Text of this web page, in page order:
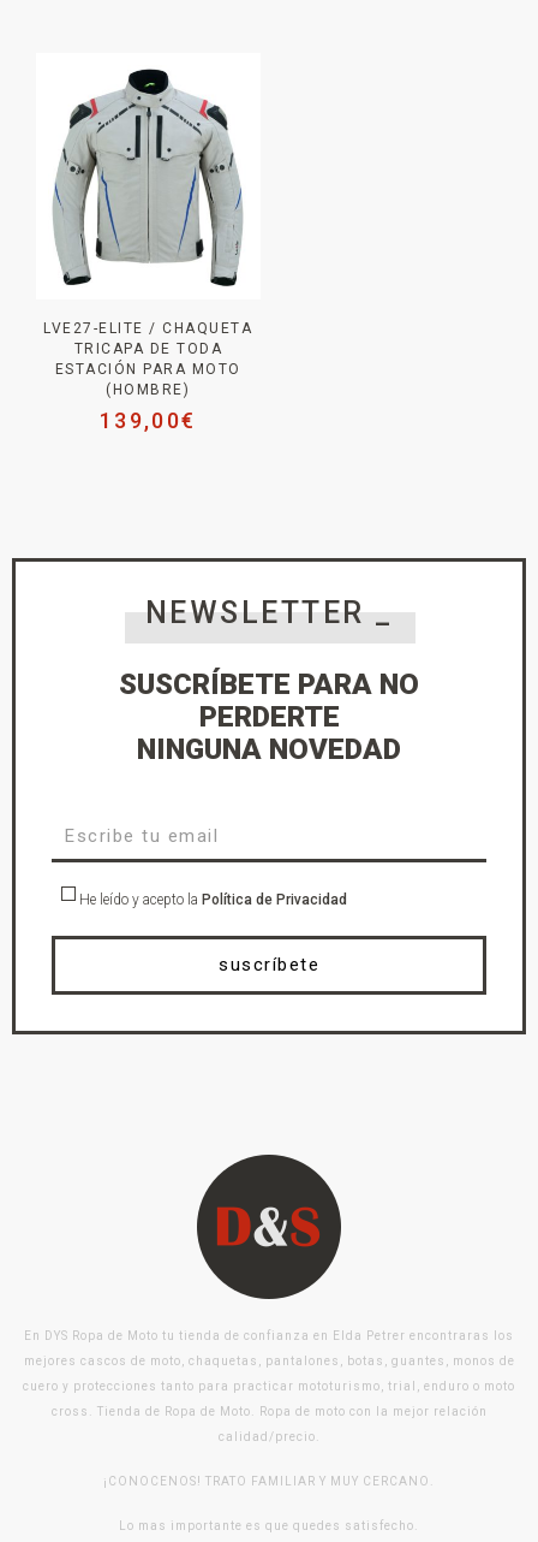
LVE27-ELITE / CHAQUETA
TRICAPA DE TODA
ESTACIÓN PARA MOTO
(HOMBRE)
139,00€
NEWSLETTER _
SUSCRÍBETE PARA NO
PERDERTE
NINGUNA NOVEDAD
He leído y acepto la Política de Privacidad
suscríbete
En DYS Ropa de Moto tu tienda de confianza en Elda Petrer encontraras los
mejores cascos de moto, chaquetas, pantalones, botas, guantes, monos de
cuero y protecciones tanto para practicar mototurismo, trial, enduro o moto
cross. Tienda de Ropa de Moto. Ropa de moto con la mejor relación
calidad/precio.
¡CONOCENOS! TRATO FAMILIAR Y MUY CERCANO.
Lo mas importante es que quedes satisfecho.